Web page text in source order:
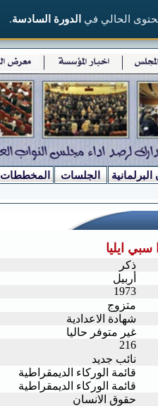
الحالي في الدورة السادسة.
البرلمانية الجلسات المخططات
ايليا
ذكر
أربيل
1973
متزوج
شهادة الاعدادية
غير متوفر حاليا
216
نائب جديد
قائمة الوركاء الديمقراطية
قائمة الوركاء الديمقراطية
حقوق الانسان